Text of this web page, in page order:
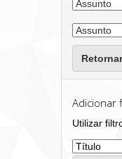
Adicionar
Utilizar